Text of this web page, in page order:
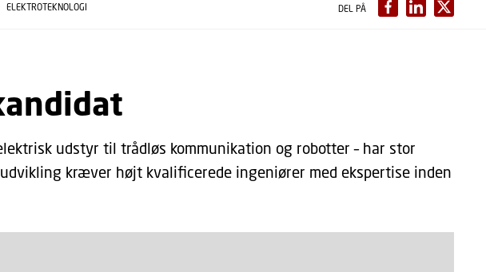
ELEKTROTEKNOLOGI DEL PÅ
udstyr til trådløs kommunikation og robotter – har stor
kræver højt kvalificerede ingeniører med ekspertise inden